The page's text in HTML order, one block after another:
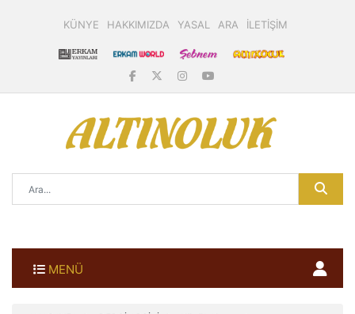
KÜNYE HAKKIMIZDA YASAL ARA İLETİŞİM
MENÜ